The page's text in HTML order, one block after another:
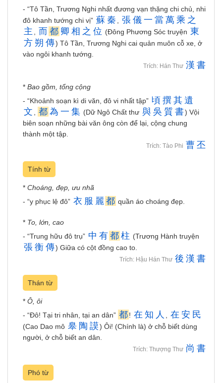
- “Tô Tần, Trương Nghi nhất đương vạn thặng chi chủ, nhi
đô khanh tướng chi vị” 蘇 秦 張 儀 一 當 萬 乘 之
主
而 都 卿 相 之 位 (Đông Phương Sóc truyện 東
方 朔 傳) Tô Tần, Trương Nghi cai quản muôn cỗ xe, ở
vào ngôi khanh tướng.
Trích: Hán Thư 漢 書
* Bao gồm, tổng cộng
- “Khoảnh soạn kì di văn, đô vi nhất tập” 頃 撰 其 遺
文
都 為 一 集 (Dữ Ngô Chất thư 與 吳 質 書) Vội
biên soạn những bài văn ông còn để lại, cộng chung
thành một tập.
Trích: Tào Phi 曹 丕
Tính từ
* Choáng, đẹp, ưu nhã
- “y phục lệ đô” 衣 服 麗 都 quần áo choáng đẹp.
* To, lớn, cao
- “Trung hữu đô trụ” 中 有 都 柱 (Trương Hành truyện
張 衡 傳) Giữa có cột đồng cao to.
Trích: Hậu Hán Thư 後 漢 書
Thán từ
* Ô, ôi
- “Đô! Tại tri nhân, tại an dân” 都! 在 知 人 在 安 民
(Cao Dao mô 皋 陶 謨) Ôi! (Chính là) ở chỗ biết dùng
người, ở chỗ biết an dân.
Trích: Thượng Thư 尚 書
Phó từ